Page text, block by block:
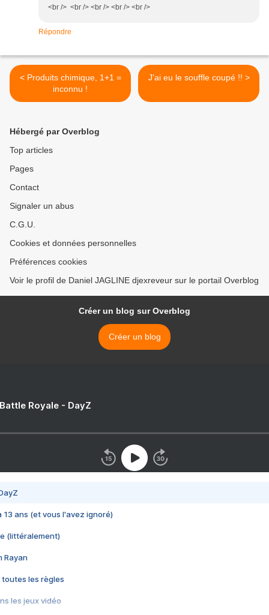
<br /> <br /> <br /> <br /> <br />
Répondre
< Produits chimique, 1+1 =
inconnu !
J'ai eu le souffle coupé !! >
Hébergé par Overblog
Top articles
Pages
Contact
Signaler un abus
C.G.U.
Cookies et données personnelles
Préférences cookies
Voir le profil de Daniel JAGLINE djexreveur sur le portail Overblog
Créer un blog sur Overblog
Créer un blog
Royale - DayZ
13 ans (et vous l'avez ignoré)
(littéralement)
Rayan
toutes les règles
les jeux vidéo